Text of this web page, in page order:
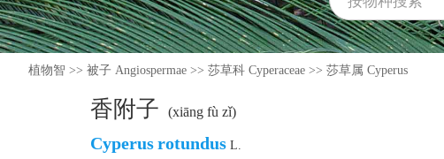
植物智 >> 被子 Angiospermae >> 莎草科 Cyperaceae >> 莎草属 Cyperus
香附子 (xiāng fù zǐ)
Cyperusrotundus L.